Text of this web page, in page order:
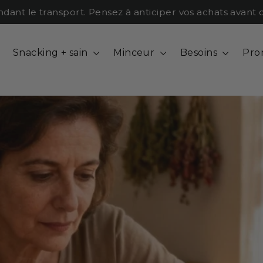
transport. Pensez à anticiper vos achats avant qu'il
Snacking + sain Minceur Besoins